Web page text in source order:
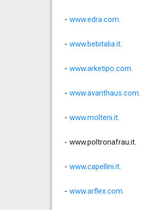
- www.edra.com.
- www.bebitalia.it.
- www.arketipo.com.
- www.avanthaus.com.
- www.molteni.it.
- www.poltronafrau.it.
- www.capellini.it.
- www.arflex.com.